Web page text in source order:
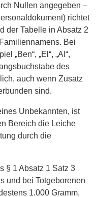
Nullen angegeben –
richtet
der Tabelle in Absatz 2
Bei
„Ben“, „El“, „Al“,
des
auch wenn Zusatz
sind.
Unbekannten, ist
Bereich die Leiche
durch die
§ 1 Absatz 1 Satz 3
und bei Totgeborenen
1.000 Gramm,